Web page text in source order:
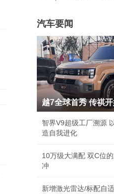
汽车要闻
越7全球首秀 传祺
智界V9超级工厂溯源
造自我进化
10万级大满配 双C位
冲
新增激光雷达/标配自